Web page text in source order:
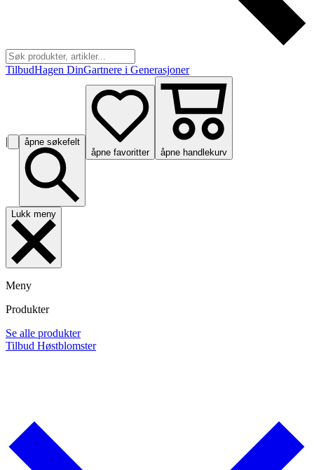
TilbudHagen DinGartnere i Generasjoner
|
åpne søkefelt
åpne favoritter
åpne handlekurv
Lukk meny
Meny
Produkter
Se alle produkter
Tilbud Høstblomster